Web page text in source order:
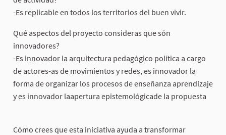
-Es replicable en todos los territorios del buen vivir.
Qué aspectos del proyecto consideras que són
innovadores?
-Es innovador la arquitectura pedagógico política a cargo
de actores-as de movimientos y redes, es innovador la
forma de organizar los procesos de enseñanza aprendizaje
y es innovador laapertura epistemológicade la propuesta
Cómo crees que esta iniciativa ayuda a transformar